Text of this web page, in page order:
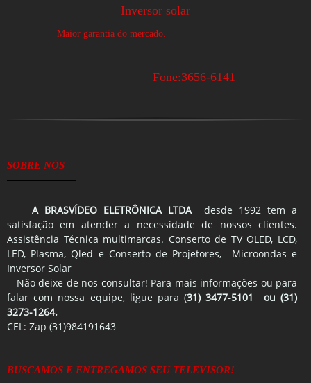
Inversor solar
Maior garantia do mercado.
Fone:3656-6141
SOBRE NÓS
A BRASVÍDEO ELETRÔNICA LTDAdesde 1992 tem a
satisfação em atender a necessidade de nossos clientes.
Assistência Técnica multimarcas. Conserto de TV OLED, LCD,
LED, Plasma, Qled e Conserto de Projetores, Microondas e
Inversor Solar
Não deixe de nos consultar! Para mais informações ou para
falar com nossa equipe, ligue para (31) 3477-5101 ou (31)
3273-1264.
CEL: Zap (31)984191643
BUSCAMOS E ENTREGAMOS SEU TELEVISOR!